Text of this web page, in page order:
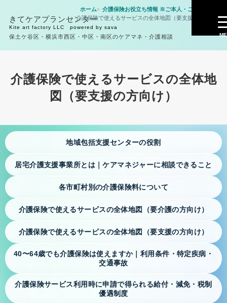
きてケアプランセンター
Kite art factory LLC powered by sava
保土ケ谷区・横浜市西区・中区・南区のケアマネ・介護相談
介護保険で使えるサービスの全体地
図（要支援の方向け）
地域包括支援センターの役割
居宅介護支援事業所とは｜ケアマネジャーに相談できること
各市町村別の介護保険料について
介護保険で使えるサービスの全体地図（要介護の方向け）
介護保険で使えるサービスの全体地図（要支援の方向け）
40〜64歳でも介護保険は使えますか｜利用条件・特定疾病・
交通事故
介護保険サービス利用時に申請で得られる給付・減免・税制
優遇制度
ホーム
介護保険お役立ち情報 ※ご本人・ご家族様向け
介護保険で使えるサービスの全体地図（要支援の方向け）
提供サービス
きてケアプランセンター居宅介護支援事業所
重要事項説明書・居宅介護支援
ケアプラン作成・居宅介護支援の相談
サービス提供の流れ・ケアプラン作成まで
介護保険申請・要介護認定の相談
退院前後の支援｜病院から在宅生活へつなぐ準備
病院や介護サービスとの連絡｜自宅で暮らすための相談
リンク集
交通のご案内
Kite art factory LLC プライバシーポリシー